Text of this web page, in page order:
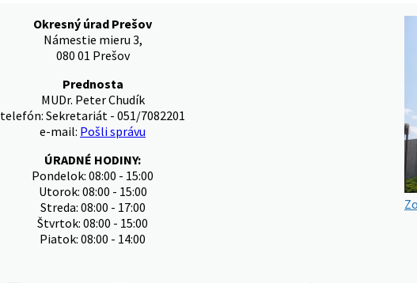
Okresný úrad Prešov
Námestie mieru 3,
080 01 Prešov
Prednosta
MUDr. Peter Chudík
telefón: Sekretariát - 051/7082201
e-mail: Pošli správu
ÚRADNÉ HODINY:
Pondelok: 08:00 - 15:00
Utorok: 08:00 - 15:00
Streda: 08:00 - 17:00
Štvrtok: 08:00 - 15:00
Piatok: 08:00 - 14:00